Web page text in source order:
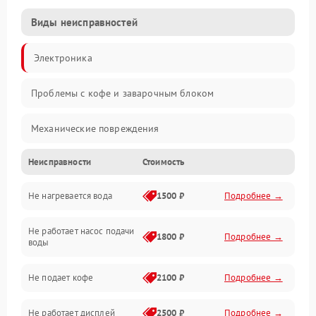
Виды неисправностей
Электроника
Проблемы с кофе и заварочным блоком
Механические повреждения
Прочие неисправности
Включение и работа
Проблемы с водой
Проблемы с капучинатором и паром
Управление и электроника
Неисправности Стоимость
Не нагревается вода 1500 ₽ Подробнее →
Не работает насос подачи
воды
1800 ₽ Подробнее →
Не подает кофе 2100 ₽ Подробнее →
Не работает дисплей 2500 ₽ Подробнее →